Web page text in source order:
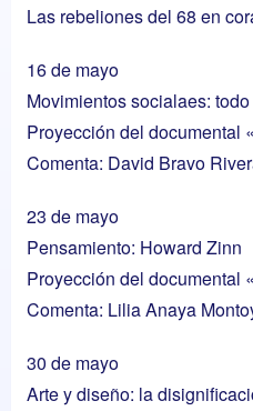
Las rebeliones del 68 en
16 de mayo
Movimientos socialaes:
Proyección del documental
Comenta: David Bravo
23 de mayo
Pensamiento: Howard Zinn
Proyección del documental
Comenta: Lilia Anaya
30 de mayo
Arte y diseño: la